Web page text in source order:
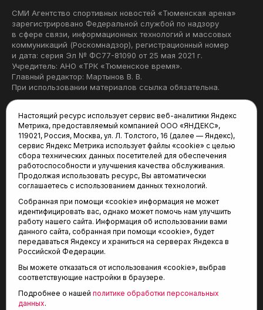
СМИ Агентство спортивных новостей «Тюменская арена»
зарегистрировано Федеральной службой по надзору
в сфере связи, информационных технологий и массовых
коммуникаций (Роскомнадзор), регистрационный номер
и дата: серия Эл № ФС77-81090 от 25 мая 2021 г.
Учредитель: АНО «ТРК «Тюменское время».
Главный редактор: Мартынов В. В.
При использовании материалов ссылка обязательна.
Редакция:
625035, Тюмень, пр. Геологоразведчиков, 28А
(3452) 68-22-28
tum-arena@mail.ru
Отдел продаж:
(3452) 68-89-78
kotovaev@sibinformburo.ru
© 2001-2026 Агентство спортивных новостей
Настоящий ресурс использует сервис веб-аналитики Яндекс
Метрика, предоставляемый компанией ООО «ЯНДЕКС»,
119021, Россия, Москва, ул. Л. Толстого, 16 (далее — Яндекс),
сервис Яндекс Метрика использует файлы «cookie» с целью
сбора технических данных посетителей для обеспечения
работоспособности и улучшения качества обслуживания.
Продолжая использовать ресурс, Вы автоматически
соглашаетесь с использованием данных технологий.
Собранная при помощи «cookie» информация не может
идентифицировать вас, однако может помочь нам улучшить
работу нашего сайта. Информация об использовании вами
данного сайта, собранная при помощи «cookie», будет
передаваться Яндексу и храниться на серверах Яндекса в
Российской Федерации.
Вы можете отказаться от использования «cookie», выбрав
соответствующие настройки в браузере.
Подробнее о нашей политике обработки персональных
данных.